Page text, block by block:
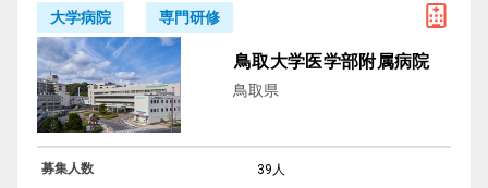
大学病院 専門研修
鳥取大学医学部附属病院
鳥取県
募集人数 39人